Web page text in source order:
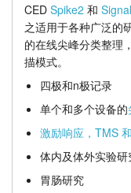
教程
支持
经销商
CED Spike2 和 Signal
之适用于各种广泛的
的在线尖峰分类整理
描模式。
四极和n极记录
单个和多个设备的
激励响应，TMS
体内及体外实验研
胃肠研究